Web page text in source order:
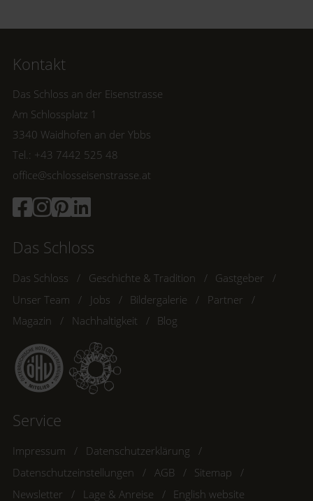
Kontakt
Das Schloss an der Eisenstrasse
Am Schlossplatz 1
3340 Waidhofen an der Ybbs
Tel.: +43 7442 525 48
office@schlosseisenstrasse.at
Das Schloss
Das Schloss Geschichte & Tradition
Gastgeber
Unser Team
Jobs Bildergalerie
Partner
Magazin
Nachhaltigkeit Blog
Service
Impressum
Datenschutzerklärung
Datenschutzeinstellungen
AGB
Sitemap
Newsletter
Lage & Anreise English website